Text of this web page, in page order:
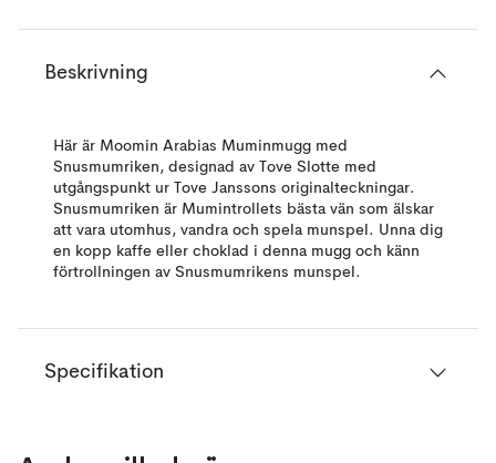
Beskrivning
Här är Moomin Arabias Muminmugg med
Snusmumriken, designad av Tove Slotte med
utgångspunkt ur Tove Janssons originalteckningar.
Snusmumriken är Mumintrollets bästa vän som älskar
att vara utomhus, vandra och spela munspel. Unna dig
en kopp kaffe eller choklad i denna mugg och känn
förtrollningen av Snusmumrikens munspel.
Specifikation